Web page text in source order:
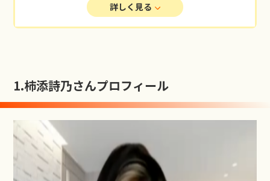
詳しく見る
1.柿添詩乃さんプロフィール